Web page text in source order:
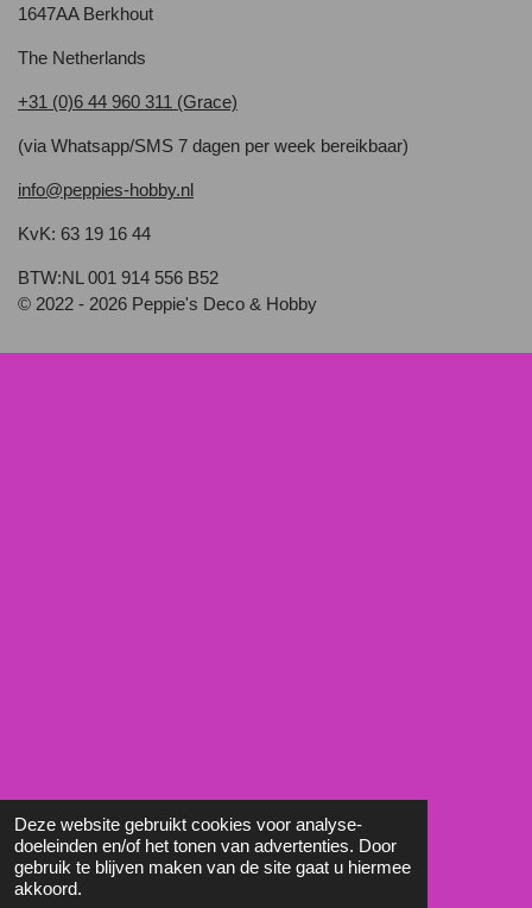
Deze website gebruikt cookies voor analyse-
doeleinden en/of het tonen van advertenties. Door
gebruik te blijven maken van de site gaat u hiermee
akkoord.
1647AA Berkhout
The Netherlands
+31 (0)6 44 960 311 (Grace)
(via Whatsapp/SMS 7 dagen per week bereikbaar)
info@peppies-hobby.nl
KvK: 63 19 16 44
BTW:NL 001 914 556 B52
© 2022 - 2026 Peppie's Deco & Hobby